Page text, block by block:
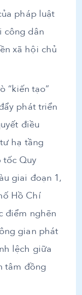
pháp luật
công dân
xã hội chủ
“kiến tạo”
phát triển
điều
hạ tầng
tốc Quy
giai đoạn 1,
Hồ Chí
điểm nghẽn
gian phát
lệch giữa
tâm đồng